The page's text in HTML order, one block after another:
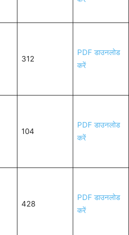
312
PDF डाउनलोड
करें
104
PDF डाउनलोड
करें
428
PDF डाउनलोड
करें